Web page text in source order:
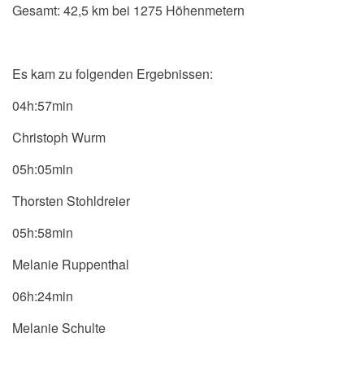
Gesamt: 42,5 km bei 1275 Höhenmetern
Es kam zu folgenden Ergebnissen:
04h:57min
Christoph Wurm
05h:05min
Thorsten Stohldreier
05h:58min
Melanie Ruppenthal
06h:24min
Melanie Schulte